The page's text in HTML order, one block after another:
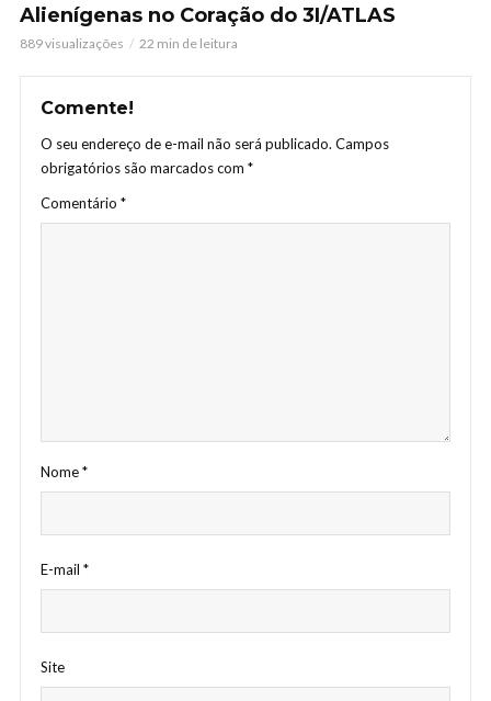
Alienígenas no Coração do 3I/ATLAS
889 visualizações 22 min de leitura
Comente!
O seu endereço de e-mail não será publicado. Campos
obrigatórios são marcados com *
Comentário *
Nome*
E-mail *
Site